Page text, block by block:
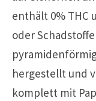
enthält 0% THC
oder
hergestellt und
komplett mit